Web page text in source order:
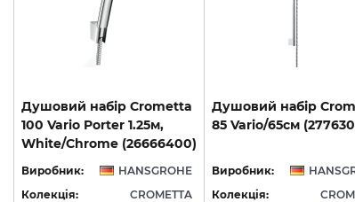
Душовий набір Crometta
100 Vario Porter 1.25м,
White/Chrome (26666400)
Виробник:
HANSGROHE
Колекція:
CROMETTA
Душовий набір
85 Vario/65см
Виробник:
Колекція: